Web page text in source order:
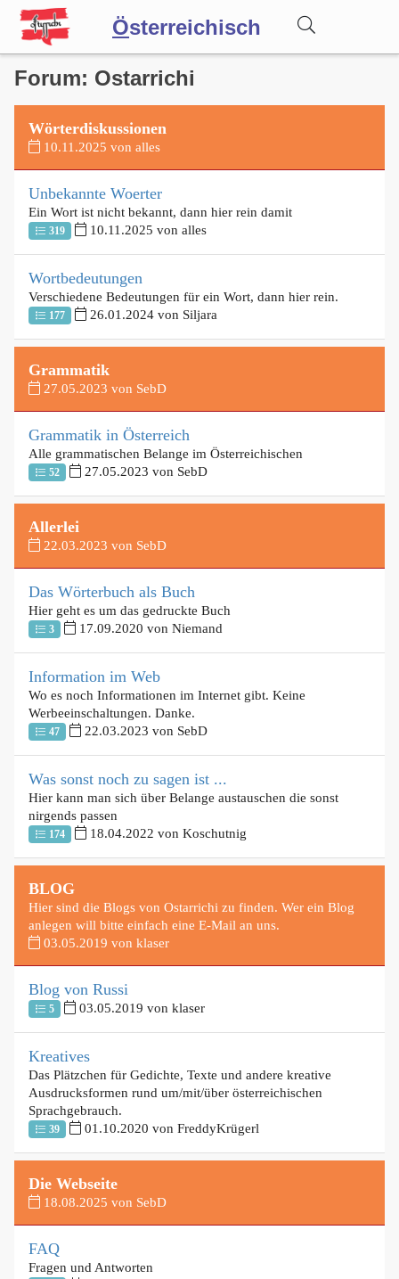
Österreichisch
Wörterbuch
Forum
Blog
Forum: Ostarrichi
Wörterdiskussionen
10.11.2025 von alles
Unbekannte Woerter
Ein Wort ist nicht bekannt, dann hier rein damit
319 10.11.2025 von alles
Wortbedeutungen
Verschiedene Bedeutungen für ein Wort, dann hier rein.
177 26.01.2024 von Siljara
Grammatik
27.05.2023 von SebD
Grammatik in Österreich
Alle grammatischen Belange im Österreichischen
52 27.05.2023 von SebD
Allerlei
22.03.2023 von SebD
Das Wörterbuch als Buch
Hier geht es um das gedruckte Buch
3 17.09.2020 von Niemand
Information im Web
Wo es noch Informationen im Internet gibt. Keine
Werbeeinschaltungen. Danke.
47 22.03.2023 von SebD
Was sonst noch zu sagen ist ...
Hier kann man sich über Belange austauschen die sonst
nirgends passen
174 18.04.2022 von Koschutnig
BLOG
Hier sind die Blogs von Ostarrichi zu finden. Wer ein Blog
anlegen will bitte einfach eine E-Mail an uns.
03.05.2019 von klaser
Blog von Russi
5 03.05.2019 von klaser
Kreatives
Das Plätzchen für Gedichte, Texte und andere kreative
Ausdrucksformen rund um/mit/über österreichischen
Sprachgebrauch.
39 01.10.2020 von FreddyKrügerl
Die Webseite
18.08.2025 von SebD
FAQ
Fragen und Antworten